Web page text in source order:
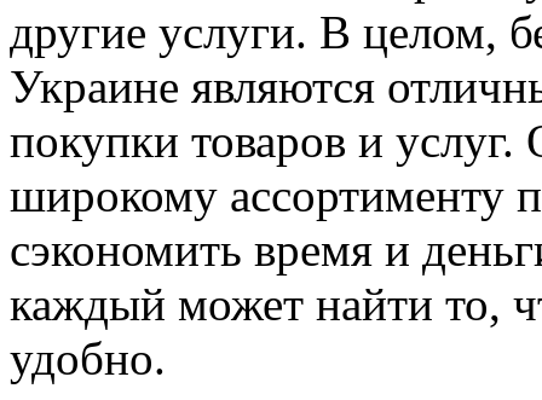
другие услуги. В целом,
Украине являются
покупки товаров и
широкому ассортименту
сэкономить время и
каждый может найти то,
удобно.